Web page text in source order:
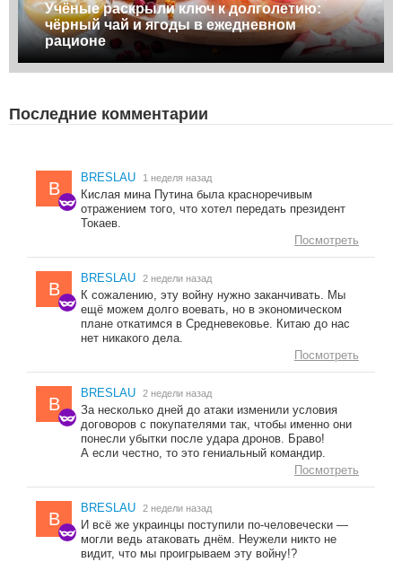
Учёные раскрыли ключ к долголетию:
чёрный чай и ягоды в ежедневном
рационе
Последние комментарии
B
BRESLAU 1 неделя назад
Кислая мина Путина была красноречивым
отражением того, что хотел передать президент
Токаев.
Посмотреть
B
BRESLAU 2 недели назад
К сожалению, эту войну нужно заканчивать. Мы
ещё можем долго воевать, но в экономическом
плане откатимся в Средневековье. Китаю до нас
нет никакого дела.
Посмотреть
B
BRESLAU 2 недели назад
За несколько дней до атаки изменили условия
договоров с покупателями так, чтобы именно они
понесли убытки после удара дронов. Браво!
А если честно, то это гениальный командир.
Посмотреть
B
BRESLAU 2 недели назад
И всё же украинцы поступили по-человечески —
могли ведь атаковать днём. Неужели никто не
видит, что мы проигрываем эту войну!?